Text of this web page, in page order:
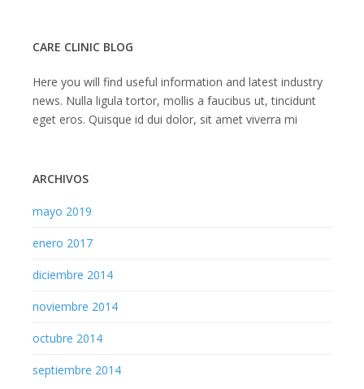
CARE CLINIC BLOG
Here you will find useful information and latest industry
news. Nulla ligula tortor, mollis a faucibus ut, tincidunt
eget eros. Quisque id dui dolor, sit amet viverra mi
ARCHIVOS
mayo 2019
enero 2017
diciembre 2014
noviembre 2014
octubre 2014
septiembre 2014